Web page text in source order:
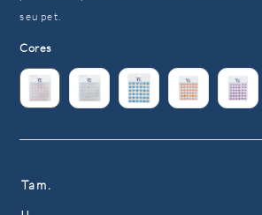
seu pet.
Cores
Tam.